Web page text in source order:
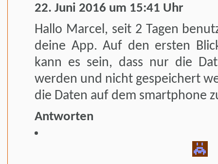
22. Juni 2016 um 15:41 Uhr
Hallo Marcel, seit 2 Tagen
deine App. Auf den ersten
kann es sein, dass nur die
werden und nicht gespeichert
die Daten auf dem smartphone
Antworten